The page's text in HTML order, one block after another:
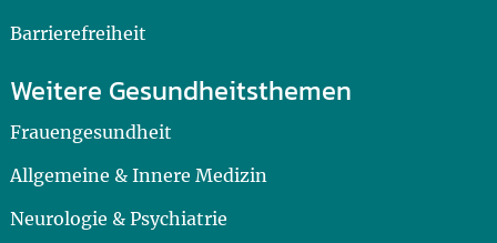
Barrierefreiheit
Weitere Gesundheitsthemen
Frauengesundheit
Allgemeine & Innere Medizin
Neurologie & Psychiatrie